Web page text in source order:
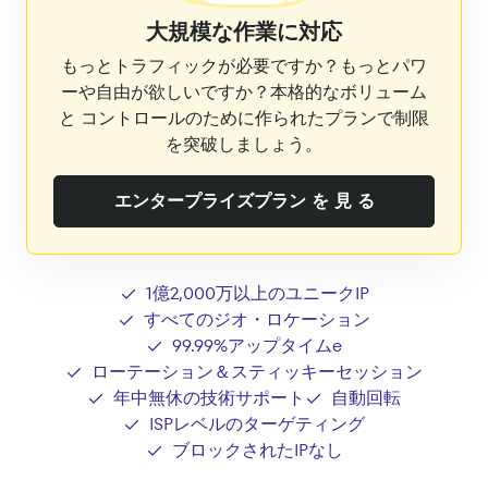
大規模な作業に対応
もっとトラフィックが必要ですか？もっとパワ
ーや自由が欲しいですか？本格的なボリューム
と コントロールのために作られたプランで制限
を突破しましょう。
エンタープライズプラン を 見 る
1億2,000万以上のユニークIP
すべてのジオ・ロケーション
99.99%アップタイムe
ローテーション＆スティッキーセッション
年中無休の技術サポート
自動回転
ISPレベルのターゲティング
ブロックされたIPなし